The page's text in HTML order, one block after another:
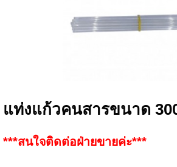
แท่งแก้วคนสารขนาด
***สนใจติดต่อฝ่ายขายค่ะ***